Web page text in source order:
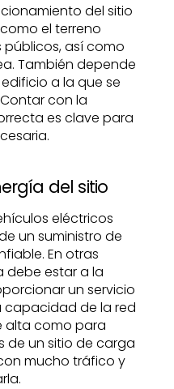
del sitio
el terreno
públicos, así como
También depende
a la que se
con la
es clave para
del sitio
eléctricos
un suministro de
En otras
debe estar a la
un servicio
capacidad de la red
alta como para
de un sitio de carga
mucho tráfico y